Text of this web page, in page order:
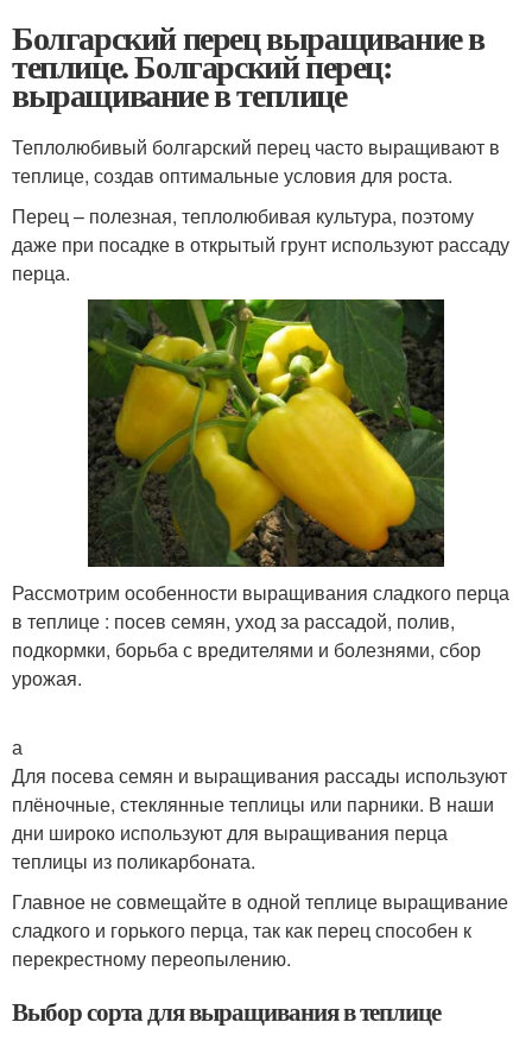
Болгарский перец выращивание в
теплице. Болгарский перец:
выращивание в теплице
Теплолюбивый болгарский перец часто выращивают в
теплице, создав оптимальные условия для роста.
Перец – полезная, теплолюбивая культура, поэтому
даже при посадке в открытый грунт используют рассаду
перца.
Рассмотрим особенности выращивания сладкого перца
в теплице : посев семян, уход за рассадой, полив,
подкормки, борьба с вредителями и болезнями, сбор
урожая.
а
Для посева семян и выращивания рассады используют
плёночные, стеклянные теплицы или парники. В наши
дни широко используют для выращивания перца
теплицы из поликарбоната.
Главное не совмещайте в одной теплице выращивание
сладкого и горького перца, так как перец способен к
перекрестному переопылению.
Выбор сорта для выращивания в теплице